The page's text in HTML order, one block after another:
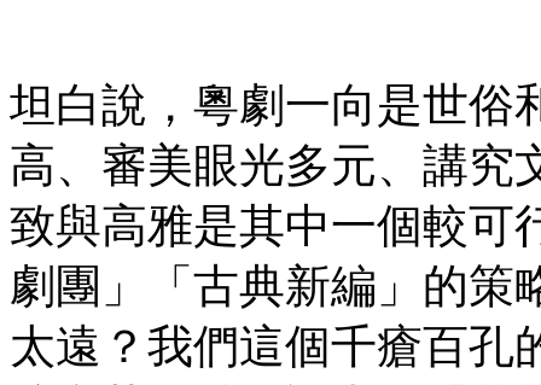
坦白說，粵劇一向是世俗
高、審美眼光多元、講究
致與高雅是其中一個較可
劇團」「古典新編」的策
太遠？我們這個千瘡百孔